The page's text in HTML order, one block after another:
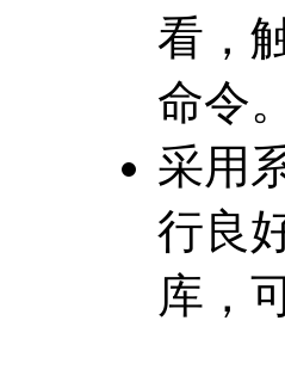
看，
命令。
采用
行良
库，